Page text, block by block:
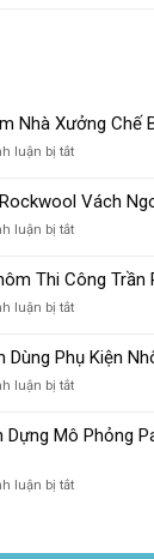
Nhà Xưởng Chế
luận bị tắtở
Liệu
Làm
Nhà
Chế
Biến
Sầu
Vách
luận bị tắtở
Panel
Rockwool
Vách
Màu
Xám
Thi Công Trần
luận bị tắtở
Kiện
Nhôm
Thi
Trần
Dùng Phụ Kiện
luận bị tắtở
Sao
Nên
Phụ
Dựng Mô Phỏng
luận bị tắtở